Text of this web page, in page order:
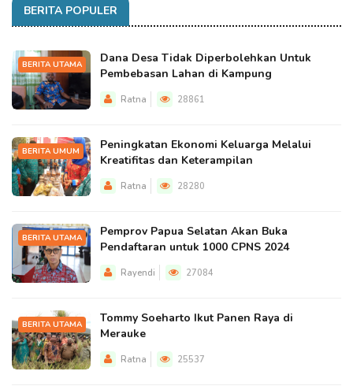
BERITA POPULER
BERITA UTAMA
Dana Desa Tidak Diperbolehkan Untuk
Pembebasan Lahan di Kampung
Ratna 28861
BERITA UMUM
Peningkatan Ekonomi Keluarga Melalui
Kreatifitas dan Keterampilan
Ratna 28280
BERITA UTAMA
Pemprov Papua Selatan Akan Buka
Pendaftaran untuk 1000 CPNS 2024
Rayendi 27084
BERITA UTAMA
Tommy Soeharto Ikut Panen Raya di
Merauke
Ratna 25537